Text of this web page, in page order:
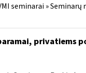
seminarai » Seminarų
privatiems